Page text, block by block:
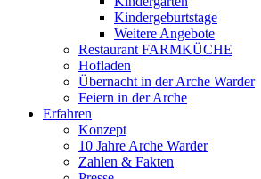
Kindergeburtstage
Weitere Angebote
Restaurant FARMKÜCHE
Hofladen
Übernacht in der Arche Warder
Feiern in der Arche
Erfahren
Konzept
10 Jahre Arche Warder
Zahlen & Fakten